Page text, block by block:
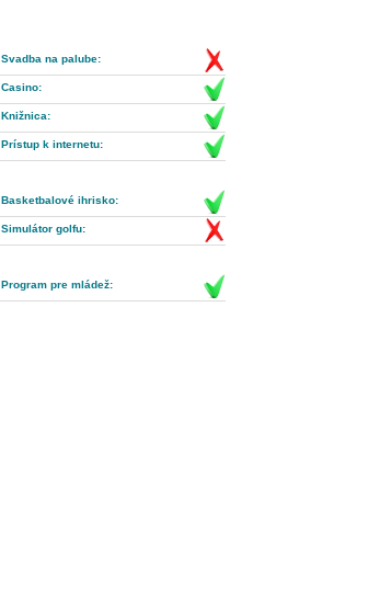
Svadba na palube:
Casino:
Knižnica:
Prístup k internetu:
Basketbalové ihrisko:
Simulátor golfu:
Program pre mládež: